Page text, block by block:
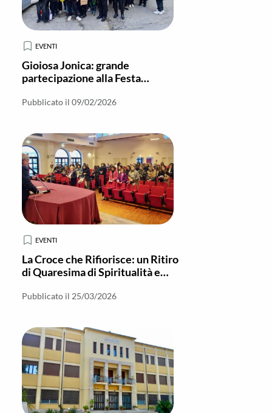
EVENTI
Gioiosa Jonica: grande
partecipazione alla Festa
Cattolica
Pubblicato il 09/02/2026
EVENTI
La Croce che Rifiorisce: un Ritiro
di Quaresima di Spiritualità e
Pubblicato il 25/03/2026